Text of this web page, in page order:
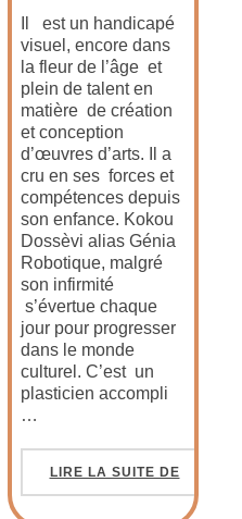
Il est un handicapé
visuel, encore dans
la fleur de l’âge et
plein de talent en
matière de création
et conception
d’œuvres d’arts. Il a
cru en ses forces et
compétences depuis
son enfance. Kokou
Dossèvi alias Génia
Robotique, malgré
son infirmité
s’évertue chaque
jour pour progresser
dans le monde
culturel. C’est un
plasticien accompli
…
LIRE LA SUITE DE